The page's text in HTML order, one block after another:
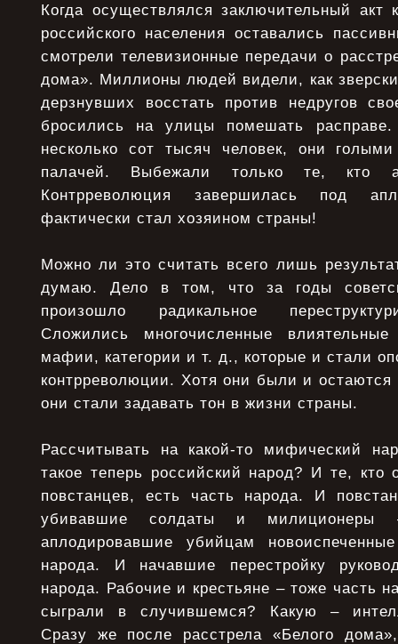
Когда осуществлялся заключительный акт
российского населения оставались
смотрели телевизионные передачи о
дома». Миллионы людей видели, как
дерзнувших восстать против недругов
бросились на улицы помешать
несколько сот тысяч человек, они
палачей. Выбежали только те, кто
Контрреволюция завершилась под
фактически стал хозяином страны!
Можно ли это считать всего лишь
думаю. Дело в том, что за годы
произошло радикальное
Сложились многочисленные
мафии, категории и т. д., которые и стали
контрреволюции. Хотя они были и
они стали задавать тон в жизни страны.
Рассчитывать на какой-то мифический
такое теперь российский народ? И те, кто
повстанцев, есть часть народа. И
убивавшие солдаты и
аплодировавшие убийцам
народа. И начавшие перестройку
народа. Рабочие и крестьяне – тоже часть
сыграли в случившемся? Какую –
Сразу же после расстрела «Белого